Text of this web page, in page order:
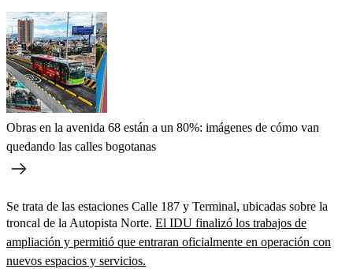
Obras en la avenida 68 están a un 80%: imágenes de cómo van
quedando las calles bogotanas
Se trata de las estaciones Calle 187 y Terminal, ubicadas sobre la
troncal de la Autopista Norte. El IDU finalizó los trabajos de
ampliación y permitió que entraran oficialmente en operación con
nuevos espacios y servicios.